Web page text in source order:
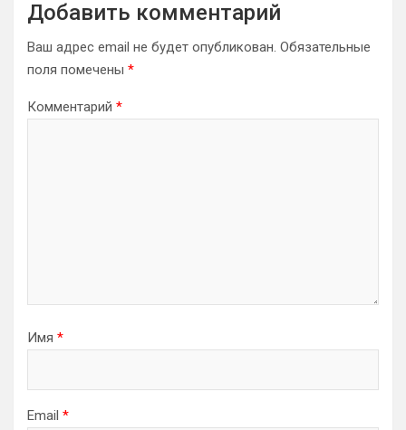
Добавить комментарий
Ваш адрес email не будет опубликован. Обязательные
поля помечены *
Комментарий *
Имя *
Email *